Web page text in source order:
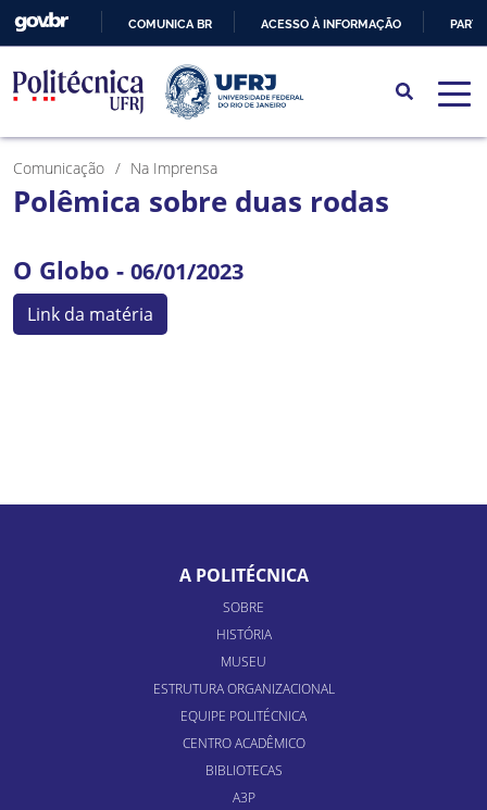
PARA
O
CONTEÚDO
COMUNICA BR ACESSO À INFORMAÇÃO
Comunicação Na Imprensa
Polêmica sobre duas rodas
O Globo - 06/01/2023
Link da matéria
A POLITÉCNICA
SOBRE
HISTÓRIA
MUSEU
ESTRUTURA ORGANIZACIONAL
EQUIPE POLITÉCNICA
CENTRO ACADÊMICO
BIBLIOTECAS
A3P